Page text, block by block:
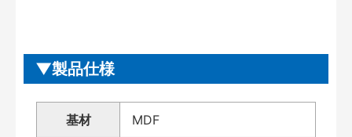
製品仕様
基材 MDF